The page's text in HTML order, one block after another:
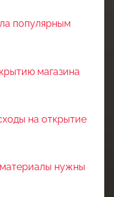
популярным
магазина
на открытие
нужны